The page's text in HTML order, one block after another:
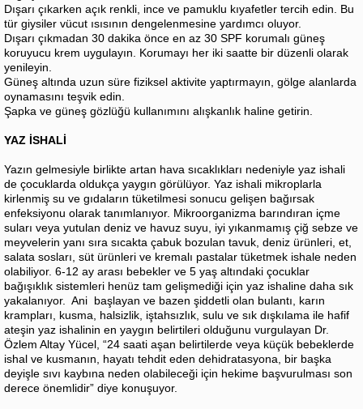
Dışarı çıkarken açık renkli, ince ve pamuklu kıyafetler tercih edin. Bu
tür giysiler vücut ısısının dengelenmesine yardımcı oluyor.
Dışarı çıkmadan 30 dakika önce en az 30 SPF korumalı güneş
koruyucu krem uygulayın. Korumayı her iki saatte bir düzenli olarak
yenileyin.
Güneş altında uzun süre fiziksel aktivite yaptırmayın, gölge alanlarda
oynamasını teşvik edin.
Şapka ve güneş gözlüğü kullanımını alışkanlık haline getirin.
YAZ İSHALİ
Yazın gelmesiyle birlikte artan hava sıcaklıkları nedeniyle yaz ishali
de çocuklarda oldukça yaygın görülüyor. Yaz ishali mikroplarla
kirlenmiş su ve gıdaların tüketilmesi sonucu gelişen bağırsak
enfeksiyonu olarak tanımlanıyor. Mikroorganizma barındıran içme
suları veya yutulan deniz ve havuz suyu, iyi yıkanmamış çiğ sebze ve
meyvelerin yanı sıra sıcakta çabuk bozulan tavuk, deniz ürünleri, et,
salata sosları, süt ürünleri ve kremalı pastalar tüketmek ishale neden
olabiliyor. 6-12 ay arası bebekler ve 5 yaş altındaki çocuklar
bağışıklık sistemleri henüz tam gelişmediği için yaz ishaline daha sık
yakalanıyor. Ani başlayan ve bazen şiddetli olan bulantı, karın
krampları, kusma, halsizlik, iştahsızlık, sulu ve sık dışkılama ile hafif
ateşin yaz ishalinin en yaygın belirtileri olduğunu vurgulayan Dr.
Özlem Altay Yücel, “24 saati aşan belirtilerde veya küçük bebeklerde
ishal ve kusmanın, hayatı tehdit eden dehidratasyona, bir başka
deyişle sıvı kaybına neden olabileceği için hekime başvurulması son
derece önemlidir” diye konuşuyor.